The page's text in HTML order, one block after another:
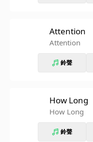
Attention
Attention
鈴聲
How Long
How Long
鈴聲